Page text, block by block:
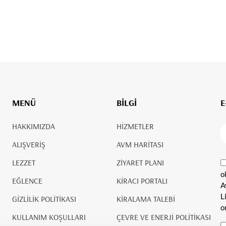
MENÜ
HAKKIMIZDA
ALIŞVERİŞ
LEZZET
EĞLENCE
GİZLİLİK POLİTİKASI
KULLANIM KOŞULLARI
BİLGİ
HİZMETLER
AVM HARİTASI
ZİYARET PLANI
KİRACI PORTALI
KİRALAMA TALEBİ
ÇEVRE VE ENERJİ POLİTİKASI